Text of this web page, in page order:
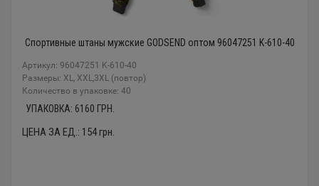
Спортивные штаны мужские GODSEND оптом 96047251 K-610-40
Артикул: 96047251 K-610-40
Размеры: XL, XXL,3XL (повтор)
Количество в упаковке: 40
УПАКОВКА: 6160 ГРН.
ЦЕНА ЗА ЕД.: 154грн.